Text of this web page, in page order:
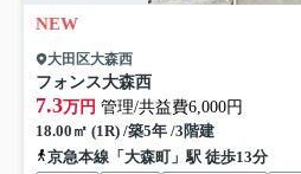
NEW
大田区大森西
フォンス大森西
7.3万円 管理/共益費6,000円
18.00㎡ (1R) /築5年 /3階建
京急本線「大森町」駅 徒歩13分